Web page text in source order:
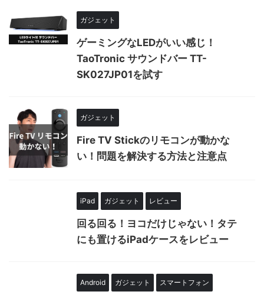
ガジェット
ゲーミングなLEDがいい感じ！
TaoTronic サウンドバー TT-
SK027JP01を試す
ガジェット
Fire TV Stickのリモコンが動かな
い！問題を解決する方法と注意点
iPad ガジェット レビュー
回る回る！ヨコだけじゃない！タテ
にも置けるiPadケースをレビュー
Android ガジェット スマートフォン